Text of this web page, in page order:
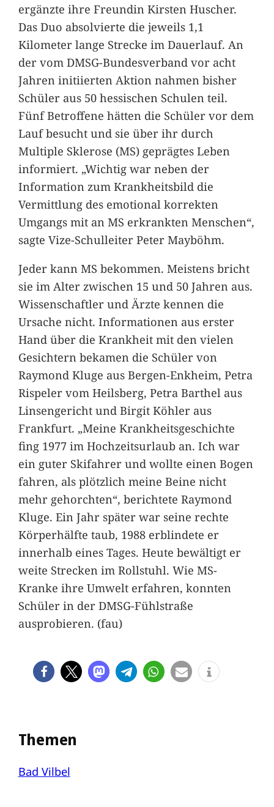
ergänzte ihre Freundin Kirsten Huscher.
Das Duo absolvierte die jeweils 1,1
Kilometer lange Strecke im Dauerlauf. An
der vom DMSG-Bundesverband vor acht
Jahren initiierten Aktion nahmen bisher
Schüler aus 50 hessischen Schulen teil.
Fünf Betroffene hätten die Schüler vor dem
Lauf besucht und sie über ihr durch
Multiple Sklerose (MS) geprägtes Leben
informiert. „Wichtig war neben der
Information zum Krankheitsbild die
Vermittlung des emotional korrekten
Umgangs mit an MS erkrankten Menschen“,
sagte Vize-Schulleiter Peter Mayböhm.
Jeder kann MS bekommen. Meistens bricht
sie im Alter zwischen 15 und 50 Jahren aus.
Wissenschaftler und Ärzte kennen die
Ursache nicht. Informationen aus erster
Hand über die Krankheit mit den vielen
Gesichtern bekamen die Schüler von
Raymond Kluge aus Bergen-Enkheim, Petra
Rispeler vom Heilsberg, Petra Barthel aus
Linsengericht und Birgit Köhler aus
Frankfurt. „Meine Krankheitsgeschichte
fing 1977 im Hochzeitsurlaub an. Ich war
ein guter Skifahrer und wollte einen Bogen
fahren, als plötzlich meine Beine nicht
mehr gehorchten“, berichtete Raymond
Kluge. Ein Jahr später war seine rechte
Körperhälfte taub, 1988 erblindete er
innerhalb eines Tages. Heute bewältigt er
weite Strecken im Rollstuhl. Wie MS-
Kranke ihre Umwelt erfahren, konnten
Schüler in der DMSG-Fühlstraße
ausprobieren. (fau)
Themen
Bad Vilbel